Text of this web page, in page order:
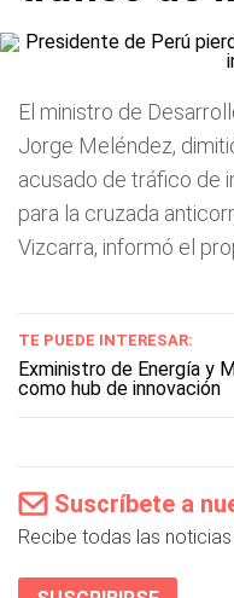
El ministro de
Jorge Meléndez,
acusado de tráfico de
para la cruzada
Vizcarra, informó el
TE PUEDE INTERESAR:
Exministro de Energía y
como hub de innovación
Suscríbete a
Recibe todas las